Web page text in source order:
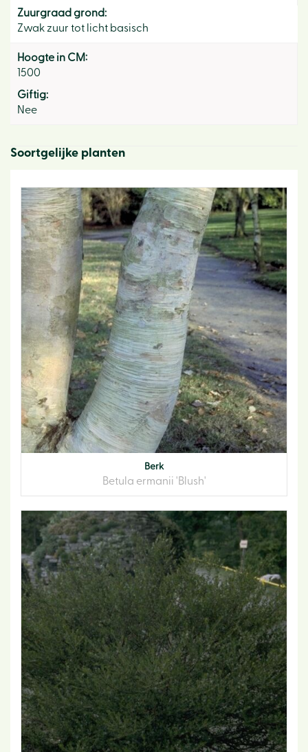
Zuurgraad grond:
Zwak zuur tot licht basisch
Hoogte in CM:
1500
Giftig:
Nee
Soortgelijke planten
Berk
Betula ermanii 'Blush'